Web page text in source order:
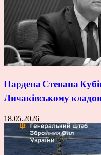
Нардепа Степана
Личаківському
18.05.2026